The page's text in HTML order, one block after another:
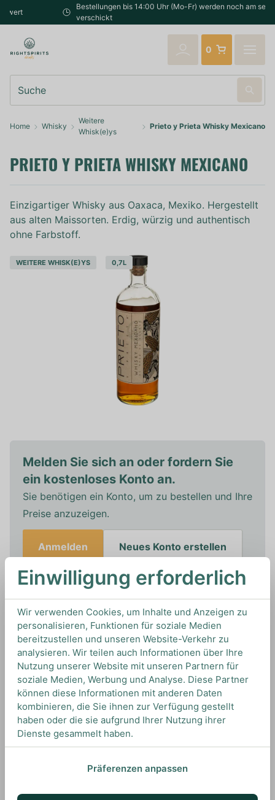
Bestellungen bis 14:00 Uhr (Mo-Fr) werden noch am selben Tag
0
Home Whisky
Weitere
Whisk(e)ys
Prieto y Prieta Whisky Mexicano
PRIETO Y PRIETA WHISKY MEXICANO
Einzigartiger Whisky aus Oaxaca, Mexiko. Hergestellt
aus alten Maissorten. Erdig, würzig und authentisch
ohne Farbstoff.
WEITERE WHISK(E)YS 0,7L
Melden Sie sich an oder fordern Sie
ein kostenloses Konto an.
Sie benötigen ein Konto, um zu bestellen und Ihre
Preise anzuzeigen.
Anmelden Neues Konto erstellen
In den Warenkorb
0,7L 43%
Artikelnummer: 21197
Weitere Whisk(e)ys vonKoch ausMexiko
Spezifikationen
Einwilligung erforderlich
Wir verwenden Cookies, um Inhalte und Anzeigen zu
personalisieren, Funktionen für soziale Medien
bereitzustellen und unseren Website-Verkehr zu
analysieren. Wir teilen auch Informationen über Ihre
Nutzung unserer Website mit unseren Partnern für
soziale Medien, Werbung und Analyse. Diese Partner
können diese Informationen mit anderen Daten
kombinieren, die Sie ihnen zur Verfügung gestellt
haben oder die sie aufgrund Ihrer Nutzung ihrer
Dienste gesammelt haben.
Präferenzen anpassen